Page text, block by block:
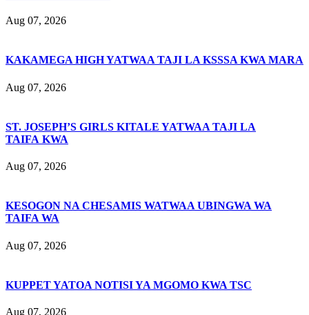
Aug 07, 2026
KAKAMEGA HIGH YATWAA TAJI LA KSSSA KWA MARA
Aug 07, 2026
ST. JOSEPH’S GIRLS KITALE YATWAA TAJI LA
TAIFA KWA
Aug 07, 2026
KESOGON NA CHESAMIS WATWAA UBINGWA WA
TAIFA WA
Aug 07, 2026
KUPPET YATOA NOTISI YA MGOMO KWA TSC
Aug 07, 2026